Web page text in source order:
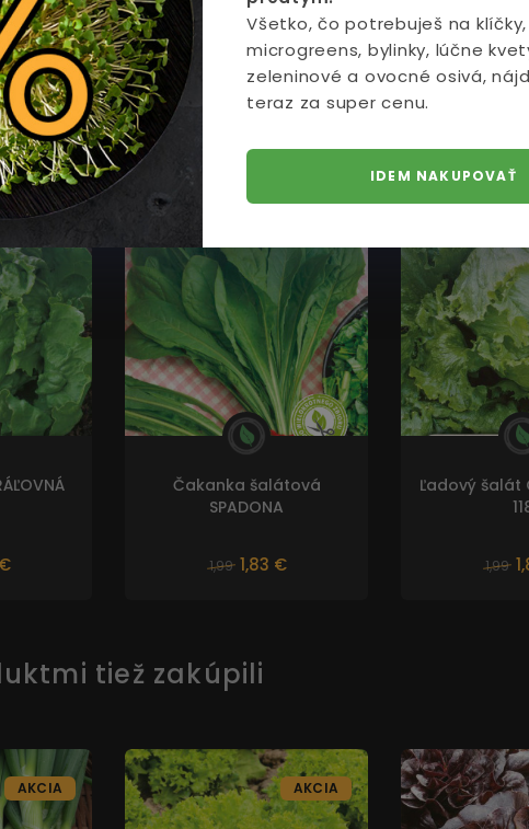
Čakanka šalátová
SPADONA
1,99 1,83 €
Ľadový šalát
1,99
tiež zakúpili
AKCIA AKCIA
Všetko, čo potrebuješ na klíčky,
microgreens, bylinky, lúčne
zeleninové a ovocné osivá,
teraz za super cenu.
IDEM NAKUPOVAŤ